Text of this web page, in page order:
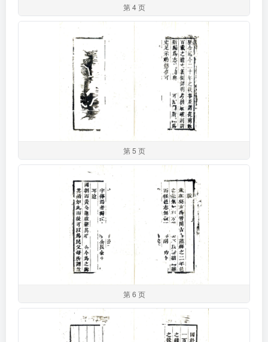
第 4 页
第 5 页
第 6 页